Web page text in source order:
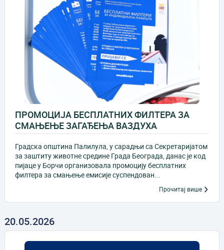
ПРОМОЦИЈА БЕСПЛАТНИХ ФИЛТЕРА ЗА
СМАЊЕЊЕ ЗАГАЂЕЊА ВАЗДУХА
Градска општина Палилула, у сарадњи са Секретаријатом
за заштиту животне средине Града Београда, данас је код
пијаце у Борчи организовала промоцију бесплатних
филтера за смањење емисије суспендован...
Прочитај више
20.05.2026